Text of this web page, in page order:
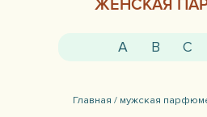
ЖЕНСКАЯ
A B C
Главная / мужская